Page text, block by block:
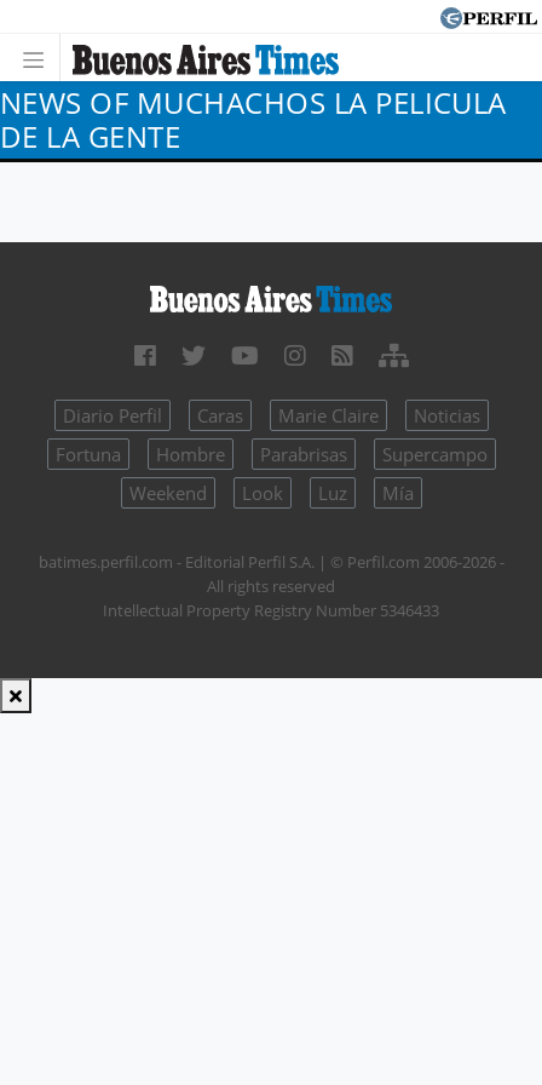
NEWS OF MUCHACHOS LA PELICULA
DE LA GENTE
Diario Perfil Caras Marie Claire
Noticias
Fortuna
Hombre Parabrisas
Supercampo
Weekend
Look Luz Mía
batimes.perfil.com - Editorial Perfil S.A. | © Perfil.com 2006-2026 -
All rights reserved
Intellectual Property Registry Number 5346433